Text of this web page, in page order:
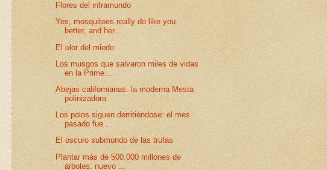
Flores del inframundo
Yes, mosquitoes really do like you
better, and her...
El olor del miedo
Los musgos que salvaron miles de vidas
en la Prime...
Abejas californianas: la moderna Mesta
polinizadora
Los polos siguen derritiéndose: el mes
pasado fue ...
El oscuro submundo de las trufas
Plantar más de 500.000 millones de
árboles: nuevo ...